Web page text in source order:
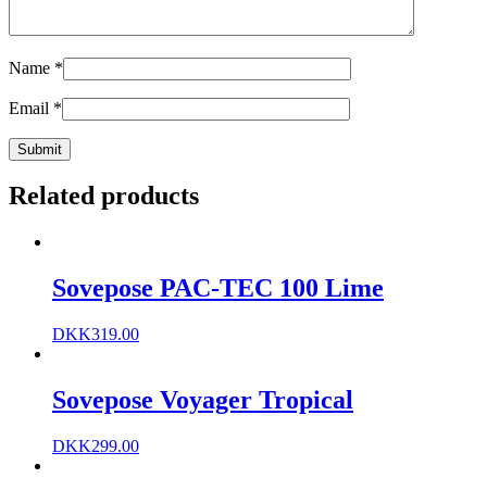
Name *
Email *
Related products
Sovepose PAC-TEC 100 Lime
DKK319.00
Sovepose Voyager Tropical
DKK299.00